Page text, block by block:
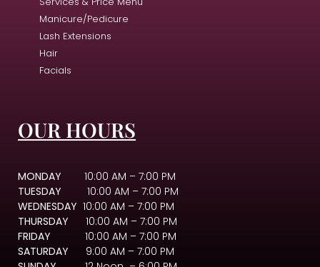
Manicure/Pedicure
Lash Extensions
Hair
Facials
OUR HOURS
MONDAY 10:00 AM – 7:00 PM
TUESDAY
10:00 AM – 7:00 PM
WEDNESDAY 10:00 AM – 7:00 PM
THURSDAY 10:00 AM – 7:00 PM
FRIDAY 10:00 AM – 7:00 PM
SATURDAY 9:00 AM – 7:00 PM